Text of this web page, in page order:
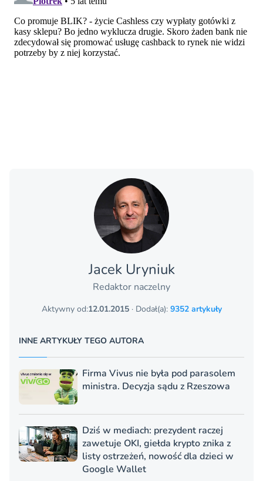
Jacek Uryniuk
Redaktor naczelny
Aktywny od:12.01.2015· Dodał(a): 9352 artykuły
INNE ARTYKUŁY TEGO AUTORA
Firma Vivus nie była pod parasolem
ministra. Decyzja sądu z Rzeszowa
Dziś w mediach: prezydent raczej
zawetuje OKI, giełda krypto znika z
listy ostrzeżeń, nowość dla dzieci w
Google Wallet